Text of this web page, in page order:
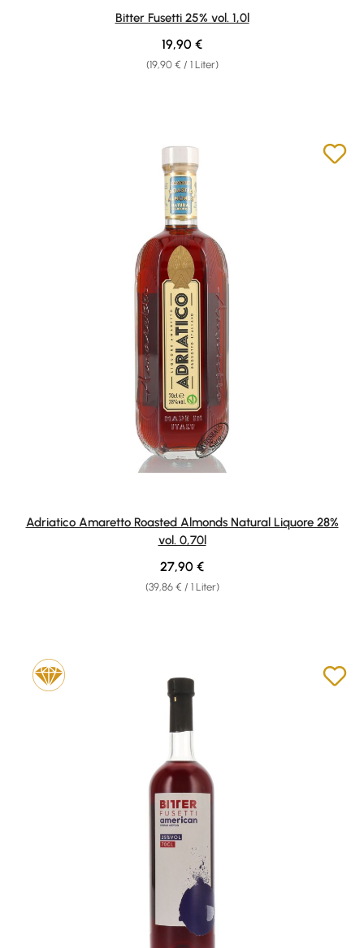
Durchschnittliche Bewertung von 5 von 5 Sternen
Bitter Fusetti 25% vol. 1,0l
(19,90 € / 1 Liter)
Regulärer Preis:
19,90 €
Adriatico Amaretto Roasted Almonds Natural Liquore 28%
vol. 0,70l
(39,86 € / 1 Liter)
Regulärer Preis:
27,90 €